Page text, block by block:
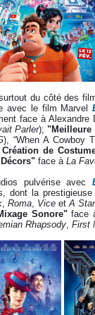
du côté des
avec le film Marvel
face à Alexandre
Parler);
), “When A Cowboy
de
face à La
pulvérise avec
dont la
, Roma, Vice etA
Sonore"face
Rhapsody, First